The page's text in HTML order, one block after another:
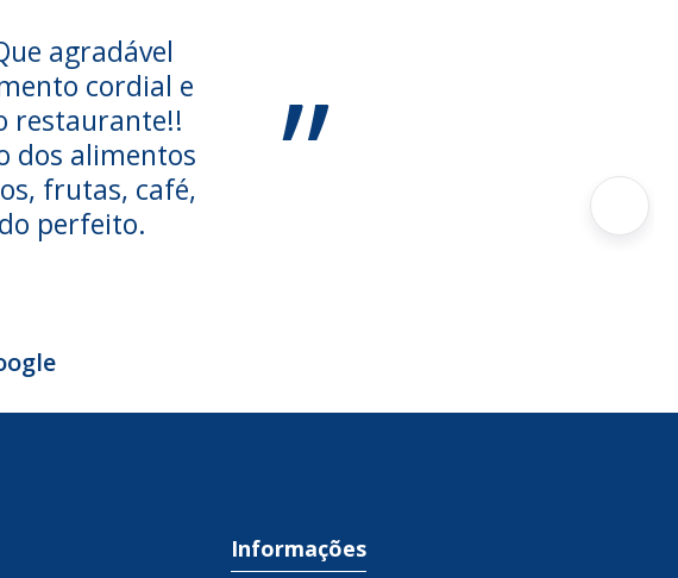
”
agradável
cordial e
restaurante!!
dos alimentos
frutas, café,
perfeito.
Informações